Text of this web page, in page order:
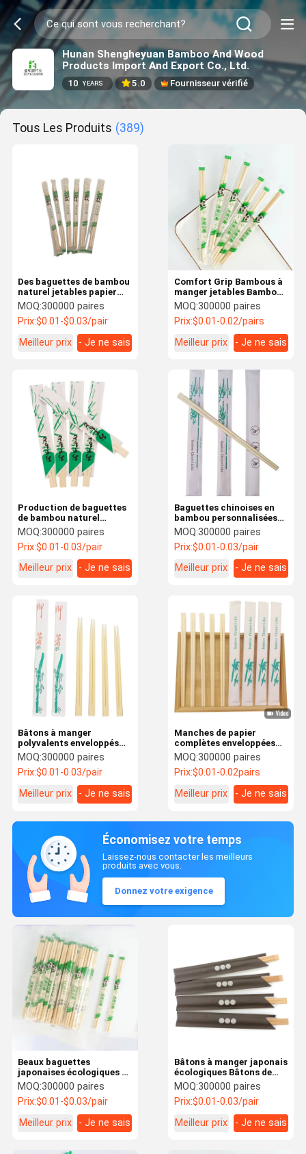
Hunan Shengheyuan Bamboo And Wood
Products Import And Export Co., Ltd.
10 YEARS 5.0 Fournisseur vérifié
Tous Les Produits (389)
Des baguettes de bambou
naturel jetables papier
d'emballage sur mesure
MOQ:300000 paires
Prix:$0.01-$0.03/pair
Meilleur prix
- Je ne sais
Comfort Grip Bambous à
manger jetables Bambous
à manger ronds pratiques
MOQ:300000 paires
Prix:$0.01-0.02/pairs
Meilleur prix
- Je ne sais
Production de baguettes
de bambou naturel
jetables emballées
individuellement sur
mesure
MOQ:300000 paires
Prix:$0.01-0.03/pair
Meilleur prix
- Je ne sais
Baguettes chinoises en
bambou personnalisées
en gros, délicates,
naturelles,
rondes/jumelles/Tensoge,
manchon en papier
individuel
MOQ:300000 paires
Prix:$0.01-0.03/pair
Meilleur prix
- Je ne sais
Bâtons à manger
polyvalents enveloppés
individuellement Bâtons à
manger en bambou
naturel antibactérien
MOQ:300000 paires
Prix:$0.01-0.03/pair
Meilleur prix
- Je ne sais
Manches de papier
complètes enveloppées
individuellement
baguettes de bambou
rondes baguettes
MOQ:300000 paires
Prix:$0.01-0.02pairs
Meilleur prix
- Je ne sais
Économisez votre temps
Laissez-nous contacter les meilleurs
produits avec vous.
Donnez votre exigence
Bâtons à manger japonais
écologiques Bâtons de
bambou japonais
personnalisés
MOQ:300000 paires
Prix:$0.01-0.03/pair
Meilleur prix
- Je ne sais
Beaux baguettes
japonaises écologiques et
personnalisées
MOQ:300000 paires
Prix:$0.01-$0.03/pair
Meilleur prix
- Je ne sais